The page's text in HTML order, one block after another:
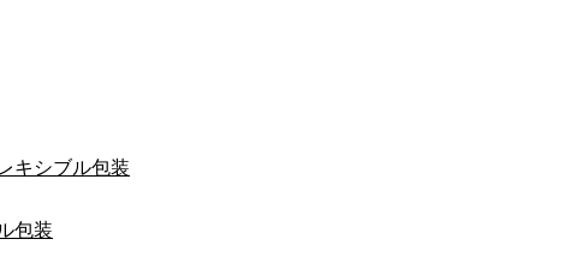
キシブル包装
包装